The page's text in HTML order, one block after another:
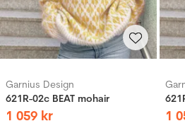
Garnius Design
621R-02c BEAT mohair
1 059 kr 1